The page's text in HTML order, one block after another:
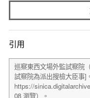
引用